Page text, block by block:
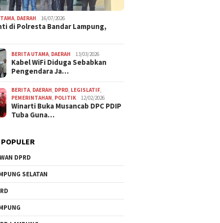
DAERAH 16/07/2026
di Polresta Bandar Lampung,
BERITA UTAMA DAERAH 13/03/2026
Kabel WiFi Diduga Sebabkan
Pengendara Ja…
BERITA DAERAH DPRD LEGISLATIF
PEMERINTAHAN POLITIK 12/02/2026
Winarti Buka Musancab DPC PDIP
Tuba Guna…
DPRD
SELATAN